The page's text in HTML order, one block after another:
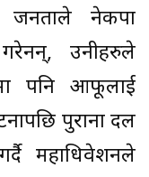
जनताले नेकपा
उनीहरुले
पनि आफूलाई
पुराना दल
महाधिवेशनले